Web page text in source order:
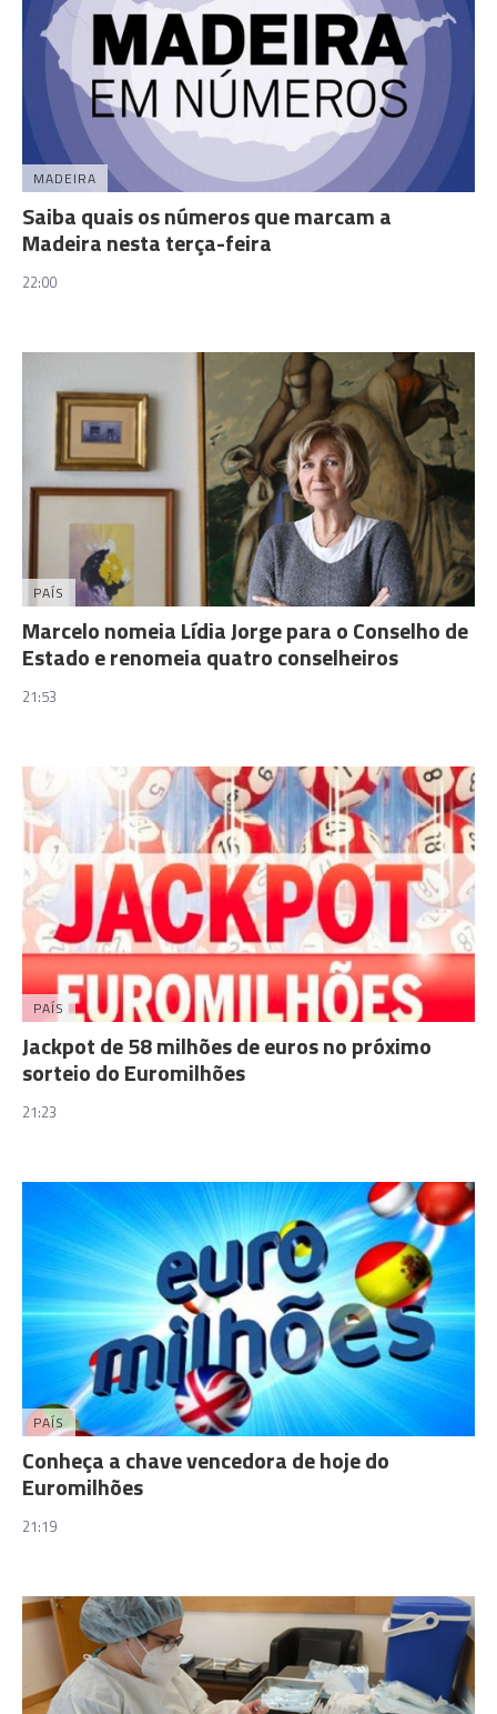
MADEIRA
Saiba quais os números que marcam a
Madeira nesta terça-feira
22:00
PAÍS
Marcelo nomeia Lídia Jorge para o Conselho de
Estado e renomeia quatro conselheiros
21:53
PAÍS
Jackpot de 58 milhões de euros no próximo
sorteio do Euromilhões
21:23
PAÍS
Conheça a chave vencedora de hoje do
Euromilhões
21:19